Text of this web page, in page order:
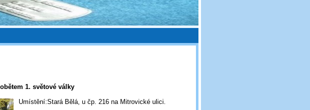
1. světové války
Umístění:Stará Bělá, u čp. 216 na Mitrovické ulici.